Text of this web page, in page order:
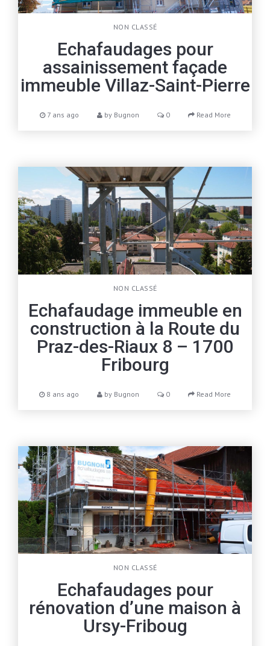
NON CLASSÉ
Echafaudages pour
assainissement façade
immeuble Villaz-Saint-Pierre
7 ans ago by Bugnon 0 Read More
NON CLASSÉ
Echafaudage immeuble en
construction à la Route du
Praz-des-Riaux 8 – 1700
Fribourg
8 ans ago by Bugnon 0 Read More
NON CLASSÉ
Echafaudages pour
rénovation d’une maison à
Ursy-Friboug